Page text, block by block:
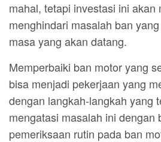
mahal, tetapi investasi ini akan
menghindari masalah ban
masa yang akan datang.
Memperbaiki ban motor yang
bisa menjadi pekerjaan yang
dengan langkah-langkah yang
mengatasi masalah ini dengan
pemeriksaan rutin pada ban